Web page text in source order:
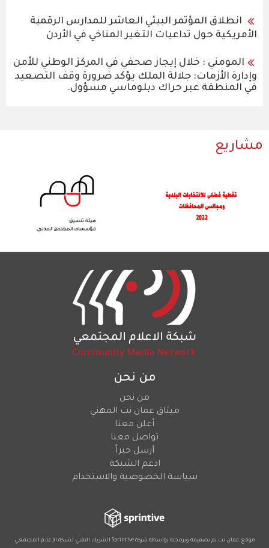
انطلاق المؤتمر البيئي العاشر للمدارس الرقمية
الأمريكية حول تداعيات التغير المناخي في الأردن
المومني : خلال إيجاز صحفي في المركز الوطني للأمن
وإدارة الأزمات: جلالة الملك يؤكد ضرورة وقف التصعيد
في المنطقة عبر حراك دبلوماسي مسؤول.
مشاريع
من نحن
من نحن
ميثاق عمان نت المهني
أعلن معنا
تواصل معنا
أرسل خبراً
ادعم الشبكة
سياسة الخصوصية والاستخدام
موقع عمان نت تم تصميمه وبرمجته بواسطة شركةSprintive الشريك التقني لشبكة الإعلام المجتمعي